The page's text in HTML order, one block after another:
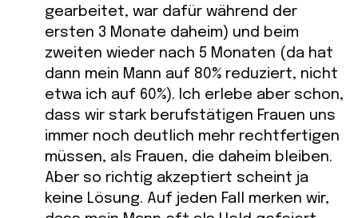
gearbeitet, war dafür während der
ersten 3 Monate daheim) und beim
zweiten wieder nach 5 Monaten (da hat
dann mein Mann auf 80% reduziert, nicht
etwa ich auf 60%). Ich erlebe aber schon,
dass wir stark berufstätigen Frauen uns
immer noch deutlich mehr rechtfertigen
müssen, als Frauen, die daheim bleiben.
Aber so richtig akzeptiert scheint ja
keine Lösung. Auf jeden Fall merken wir,